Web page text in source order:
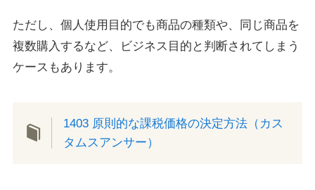
ただし、個人使用目的でも商品の種類や、同じ商品を
複数購入するなど、ビジネス目的と判断されてしまう
ケースもあります。
1403 原則的な課税価格の決定方法（カス
タムスアンサー）